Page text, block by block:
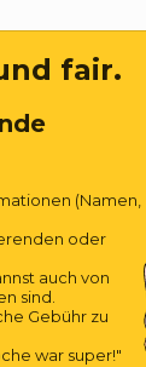
fair.
(Namen,
oder
auch von
sind.
Gebühr zu
war super!"